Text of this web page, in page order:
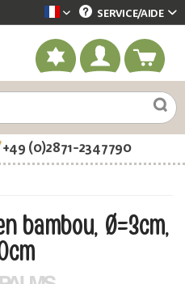
Dekotopia französisch
SERVICE/AIDE
+49 (0)2871-2347790
bambou, Ø=3cm,